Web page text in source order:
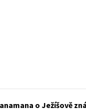
- naučná pro dospělé
o Ježíšově